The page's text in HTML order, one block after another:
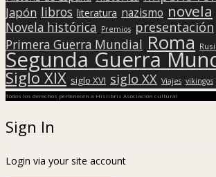
Japón libros literatura nazismo novela
Novela histórica Premios presentación
Primera Guerra Mundial Roma
Segunda Guerra
Siglo XIX siglo XVI siglo XX Viajes vikingos
Todos los derechos pertenecen a Hislibris Asociación cultural
Sign In
Login via your site account